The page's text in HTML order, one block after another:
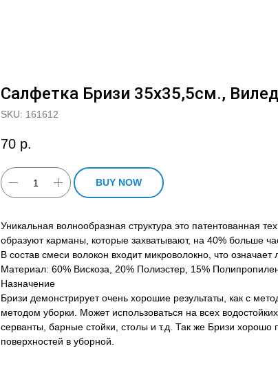
Салфетка Бризи 35х35,5см.,
SKU: 161612
70 р.
BUY NOW
Уникальная волнообразная структура это патентованная
образуют карманы, которые захватывают, на 40% больше
В состав смеси волокон входит микроволокно, что
Материал: 60% Вискоза, 20% Полиэстер, 15%
Назначение
Бризи демонстрирует очень хорошие результаты, как с
методом уборки. Может использоваться на всех
серванты, барные стойки, столы и т.д. Так же Бризи хорошо
поверхностей в уборной.